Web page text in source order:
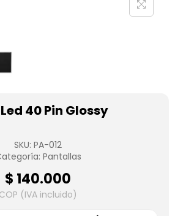
40 Pin Glossy
SKU: PA-012
Pantallas
$ 140.000
COP (IVA incluido)